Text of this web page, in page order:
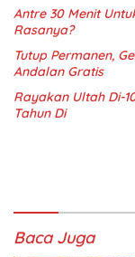
Antre 30 Menit
Rasanya?
Tutup Permanen,
Andalan Gratis
Rayakan Ultah Di-
Tahun Di
Baca Juga